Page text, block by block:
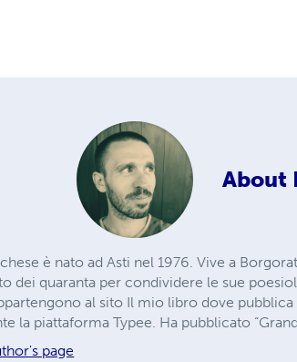
About
è nato ad Asti nel 1976. Vive a
dei quaranta per condividere le sue
al sito Il mio libro dove
la piattaforma Typee. Ha pubblicato
page